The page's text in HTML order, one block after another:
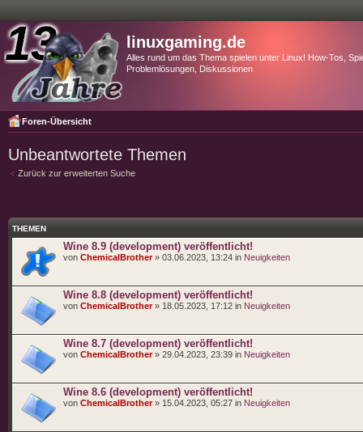
linuxgaming.de
Alles rund um das Thema spielen unter Linux! How-Tos,
Problemlösungen, Diskussionen
Foren-Übersicht
Unbeantwortete Themen
Zurück zur erweiterten Suche
THEMEN
Wine 8.9 (development) veröffentlicht!
von ChemicalBrother» 03.06.2023, 13:24 in Neuigkeiten
Wine 8.8 (development) veröffentlicht!
von ChemicalBrother» 18.05.2023, 17:12 in Neuigkeiten
Wine 8.7 (development) veröffentlicht!
von ChemicalBrother» 29.04.2023, 23:39 in Neuigkeiten
Wine 8.6 (development) veröffentlicht!
von ChemicalBrother» 15.04.2023, 05:27 in Neuigkeiten